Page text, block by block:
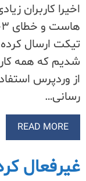
اخیرا کاربران
تیکت ارسال
شدیم که همه
از وردپرس
رسانی…
READ MORE
غیرفعال